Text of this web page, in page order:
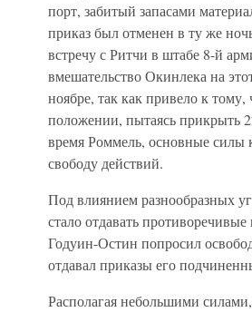
порт, забитый запасами
приказ был отменен в ту же
встречу с Ритчи в штабе 8-й
вмешательство Окинлека на
ноябре, так как привело к
положении, пытаясь прикрыть
время Роммель, основные силы
свободу действий.
Под влиянием разнообразных
стало отдавать
Годуин-Остин попросил
отдавал приказы его
Располагая небольшими